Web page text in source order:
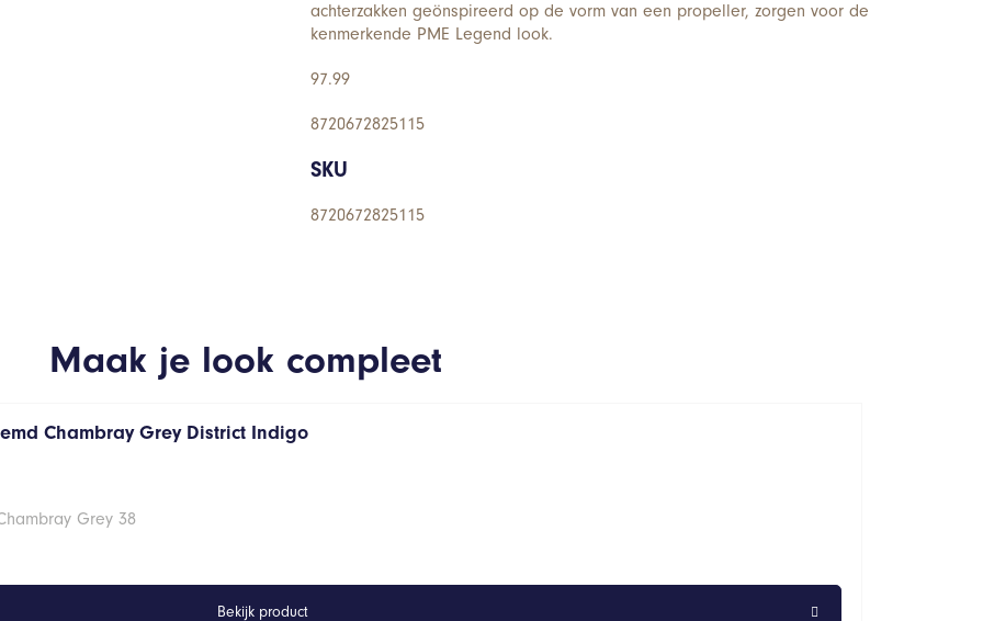
achterzakken geönspireerd op de vorm van een propeller, zorgen voor de
kenmerkende PME Legend look.
97.99
8720672825115
SKU
8720672825115
Maak je look compleet
Chambray Grey District Indigo
Grey 38
Bekijk product